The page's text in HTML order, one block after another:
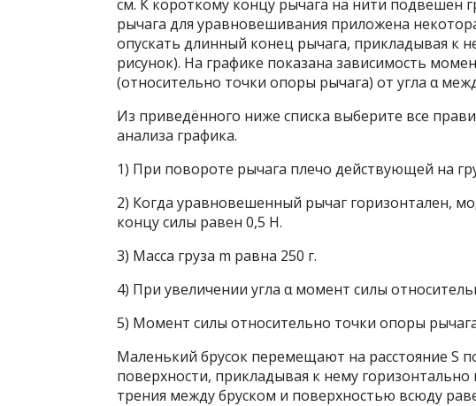
см. К короткому концу рычага на нити подвешен
рычага для уравновешивания приложена
опускать длинный конец рычага, прикладывая к
рисунок). На графике показана зависимость
(относительно точки опоры рычага) от угла α
Из приведённого ниже списка выберите все
анализа графика.
1) При повороте рычага плечо действующей на
2) Когда уравновешенный рычаг горизонтален,
концу силы равен 0,5 Н.
3) Масса груза m равна 250 г.
4) При увеличении угла α момент силы
5) Момент силы относительно точки опоры
Маленький брусок перемещают на расстояние S
поверхности, прикладывая к нему
трения между бруском и поверхностью всюду